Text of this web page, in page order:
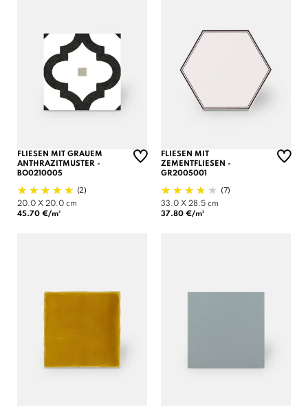
FLIESEN MIT GRAUEM
ANTHRAZITMUSTER -
BO0210005
(2)
20.0 X 20.0 cm
45.70 €/m²
FLIESEN MIT
ZEMENTFLIESEN -
GR2005001
(7)
33.0 X 28.5 cm
37.80 €/m²